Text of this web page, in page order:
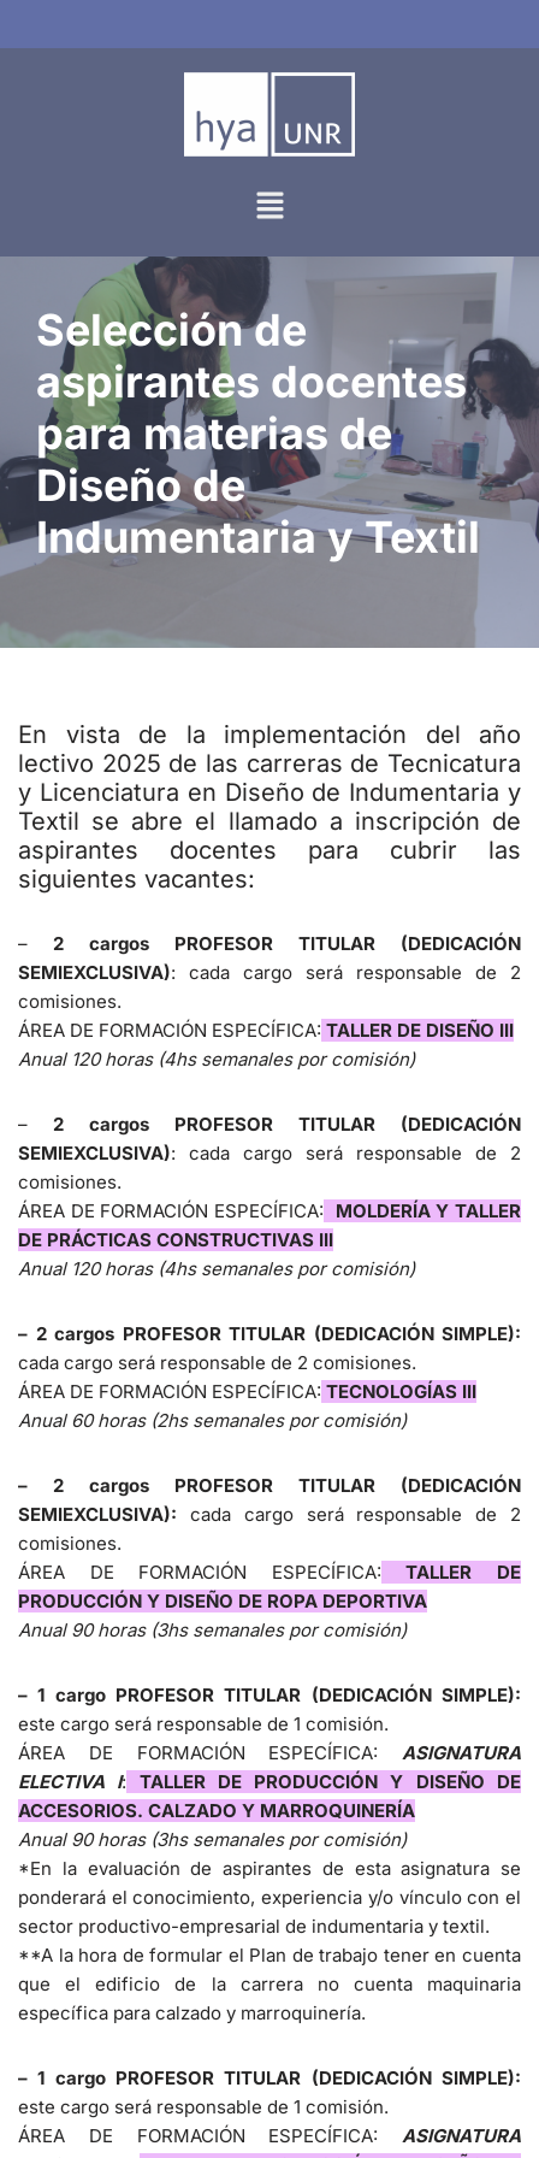
Selección de
aspirantes docentes
para materias de
Diseño de
Indumentaria y Textil
En vista de la implementación del año
lectivo 2025 de las carreras de Tecnicatura
y Licenciatura en Diseño de Indumentaria y
Textil se abre el llamado a inscripción de
aspirantes docentes para cubrir las
siguientes vacantes:
– 2 cargos PROFESOR TITULAR (DEDICACIÓN
SEMIEXCLUSIVA): cada cargo será responsable de 2
comisiones.
ÁREA DE FORMACIÓN ESPECÍFICA: TALLER DE DISEÑO III
Anual 120 horas (4hs semanales por comisión)
– 2 cargos PROFESOR TITULAR (DEDICACIÓN
SEMIEXCLUSIVA): cada cargo será responsable de 2
comisiones.
ÁREA DE FORMACIÓN ESPECÍFICA: MOLDERÍA Y TALLER
DE PRÁCTICAS CONSTRUCTIVAS III
Anual 120 horas (4hs semanales por comisión)
– 2 cargos PROFESOR TITULAR (DEDICACIÓN SIMPLE):
cada cargo será responsable de 2 comisiones.
ÁREA DE FORMACIÓN ESPECÍFICA: TECNOLOGÍAS III
Anual 60 horas (2hs semanales por comisión)
– 2 cargos PROFESOR TITULAR (DEDICACIÓN
SEMIEXCLUSIVA): cada cargo será responsable de 2
comisiones.
ÁREA DE FORMACIÓN ESPECÍFICA:
TALLER DE
PRODUCCIÓN Y DISEÑO DE ROPA DEPORTIVA
Anual 90 horas (3hs semanales por comisión)
– 1 cargo PROFESOR TITULAR (DEDICACIÓN SIMPLE):
este cargo será responsable de 1 comisión.
ÁREA DE FORMACIÓN ESPECÍFICA: ASIGNATURA
ELECTIVA I: TALLER DE PRODUCCIÓN Y DISEÑO DE
ACCESORIOS. CALZADO Y MARROQUINERÍA
Anual 90 horas (3hs semanales por comisión)
*En la evaluación de aspirantes de esta asignatura se
ponderará el conocimiento, experiencia y/o vínculo con el
sector productivo-empresarial de indumentaria y textil.
**A la hora de formular el Plan de trabajo tener en cuenta
que el edificio de la carrera no cuenta maquinaria
específica para calzado y marroquinería.
– 1 cargo PROFESOR TITULAR (DEDICACIÓN SIMPLE):
este cargo será responsable de 1 comisión.
ÁREA DE FORMACIÓN ESPECÍFICA: ASIGNATURA